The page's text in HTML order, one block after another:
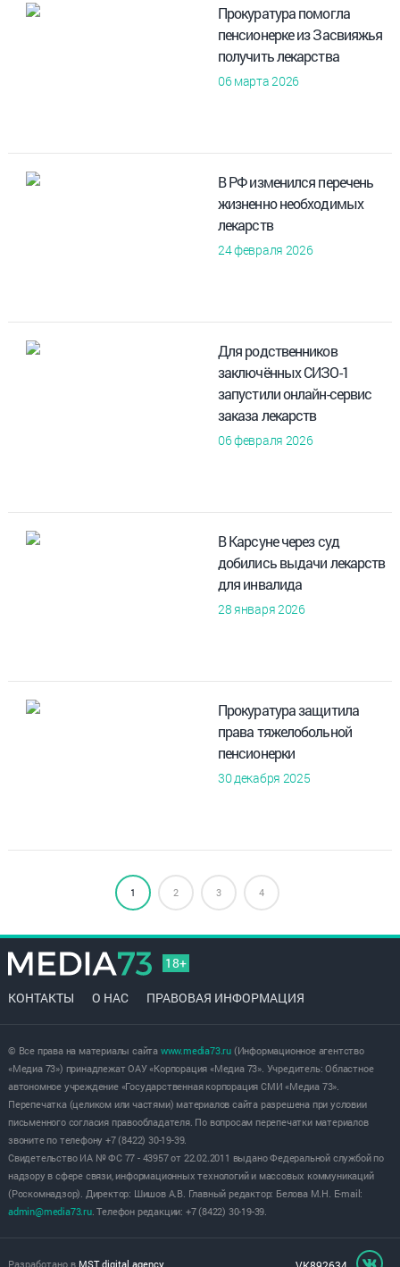
Прокуратура помогла
пенсионерке из Засвияжья
получить лекарства
06 марта 2026
В РФ изменился перечень
жизненно необходимых
лекарств
24 февраля 2026
Для родственников
заключённых СИЗО-1
запустили онлайн-сервис
заказа лекарств
06 февраля 2026
В Карсуне через суд
добились выдачи лекарств
для инвалида
28 января 2026
Прокуратура защитила
права тяжелобольной
пенсионерки
30 декабря 2025
1 2 3 4
18+
КОНТАКТЫ О НАС ПРАВОВАЯ ИНФОРМАЦИЯ
© Все права на материалы сайта www.media73.ru(Информационное агентство
«Медиа 73») принадлежат ОАУ «Корпорация «Медиа 73». Учредитель: Областное
автономное учреждение «Государственная корпорация СМИ «Медиа 73».
Перепечатка (целиком или частями) материалов сайта разрешена при условии
письменного согласия правообладателя. По вопросам перепечатки материалов
звоните по телефону +7 (8422) 30-19-39.
Свидетельство ИА № ФС 77 - 43957 от 22.02.2011 выдано Федеральной службой по
надзору в сфере связи, информационных технологий и массовых коммуникаций
(Роскомнадзор). Директор: Шишов А.В. Главный редактор: Белова М.Н. E-mail:
admin@media73.ru. Телефон редакции: +7 (8422) 30-19-39.
Разработано в MST digital agency